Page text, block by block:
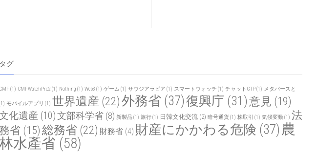
タグ
CMF (1) CMFWatchPro2 (1) Nothing (1) Web3 (1) ゲーム (1) サウジアラビア (1) スマートウォッチ (1) チャットGTP(1) メタバースと
モバイルアプリ (1) 世界遺産 (22)外務省(37)復興庁 (31)意見 (19)
化遺産 (10)文部科学省(8) 新製品(1) 旅行(1) 日韓文化交流(2) 暗号通貨(1) 株取引 (1) 気候変動(1) 法
省(15) 総務省(22) 財務省(4) 財産にかかわる危険 (37) 農
水產省(58)